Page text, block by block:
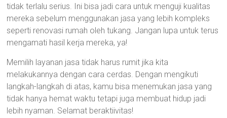
tidak terlalu serius. Ini bisa jadi cara untuk menguji kualitas
mereka sebelum menggunakan jasa yang lebih kompleks
seperti renovasi rumah oleh tukang. Jangan lupa untuk terus
mengamati hasil kerja mereka, ya!
Memilih layanan jasa tidak harus rumit jika kita
melakukannya dengan cara cerdas. Dengan mengikuti
langkah-langkah di atas, kamu bisa menemukan jasa yang
tidak hanya hemat waktu tetapi juga membuat hidup jadi
lebih nyaman. Selamat beraktiivitas!